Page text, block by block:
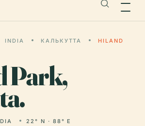
INDIA КАЛЬКУТТА
HILAND
Park,
22° N · 88° E